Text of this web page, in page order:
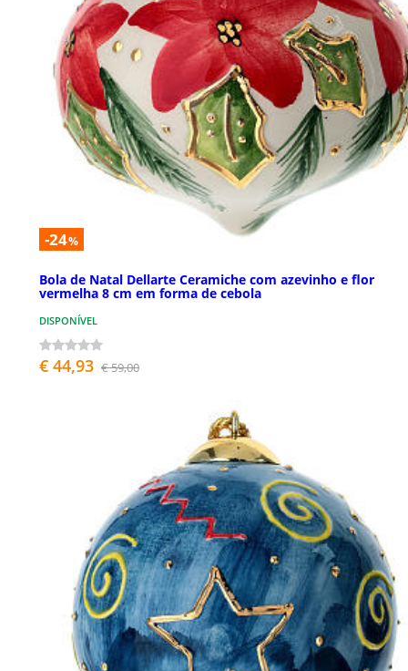
-24%
Bola de Natal Dellarte Ceramiche com azevinho e flor
vermelha 8 cm em forma de cebola
DISPONÍVEL
€ 44,93 € 59,00